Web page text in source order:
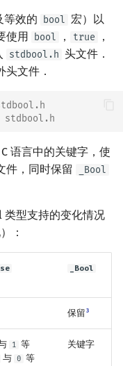
剩余 & 单位根
论分块
乌斯反演
筛
筛
筛
数
等效的 bool 宏）以
使用 bool ， true ，
stdbool.h 头文件．
头文件．
stdbool.h
语言中的关键字，使
件，同时保留 _Bool
类型支持的变化情况
：
_Bool
保留 3
1 等
与 0 等
关键字